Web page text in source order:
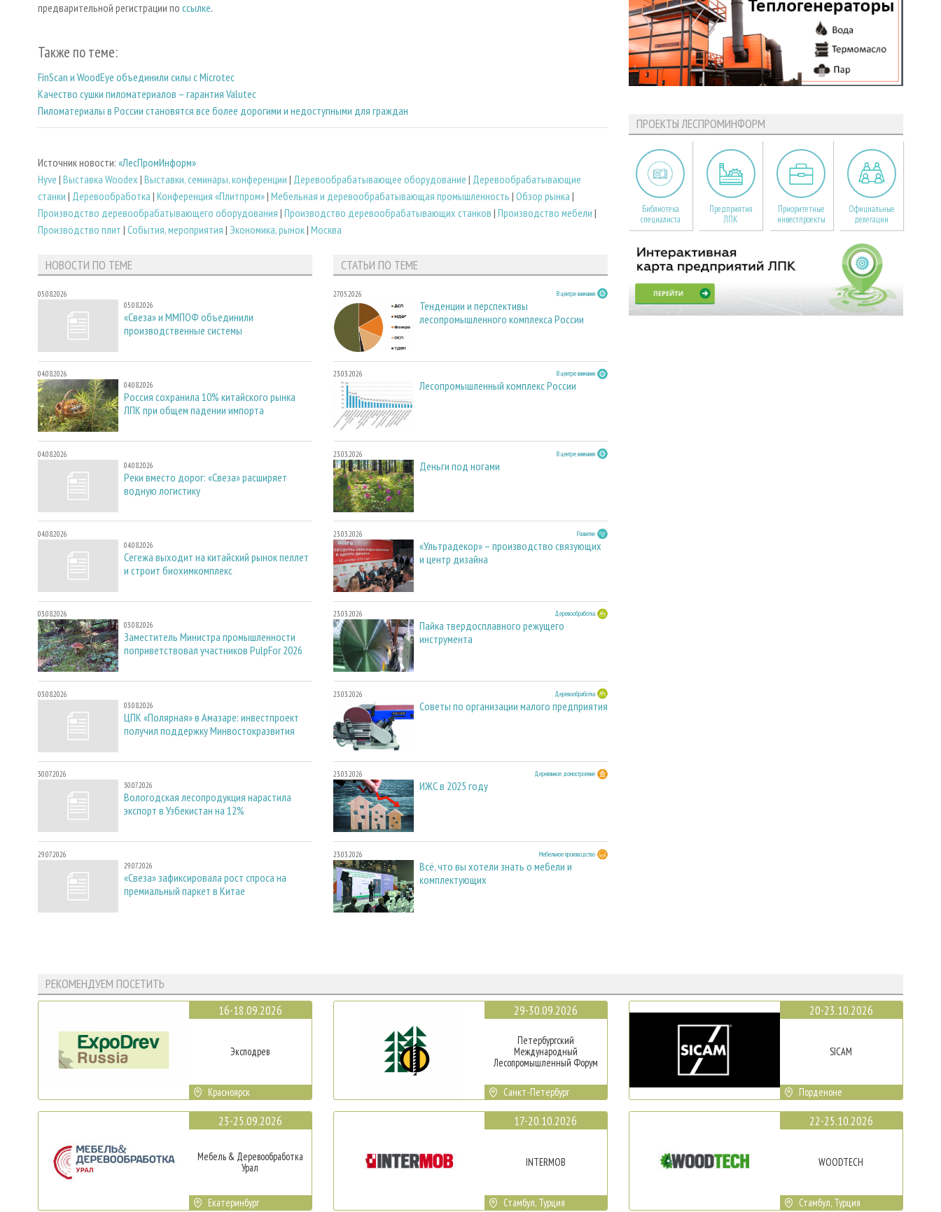
предварительной регистрации по ссылке.
Также по теме:
FinScan и WoodEye объединили силы с Microtec
Качество сушки пиломатериалов – гарантия Valutec
Пиломатериалы в России становятся все более дорогими и недоступными для граждан
Источник новости: «ЛесПромИнформ»
Hyve | Выставка Woodex | Выставки, семинары, конференции | Деревообрабатывающее оборудование | Деревообрабатывающие
станки | Деревообработка | Конференция «Плитпром»| Мебельная и деревообрабатывающая промышленность | Обзор рынка |
Производство деревообрабатывающего оборудования | Производство деревообрабатывающих станков | Производство мебели |
Производство плит | События, мероприятия | Экономика, рынок| Москва
НОВОСТИ ПО ТЕМЕ
05.08.2026
05.08.2026
«Свеза» и ММПОФ объединили
производственные системы
04.08.2026
04.08.2026
Россия сохранила 10% китайского рынка
ЛПК при общем падении импорта
04.08.2026
04.08.2026
Реки вместо дорог: «Свеза» расширяет
водную логистику
04.08.2026
04.08.2026
Сегежа выходит на китайский рынок пеллет
и строит биохимкомплекс
03.08.2026
03.08.2026
Заместитель Министра промышленности
поприветствовал участников PulpFor 2026
03.08.2026
03.08.2026
ЦПК «Полярная» в Амазаре: инвестпроект
получил поддержку Минвостокразвития
30.07.2026
30.07.2026
Вологодская лесопродукция нарастила
экспорт в Узбекистан на 12%
29.07.2026
29.07.2026
«Свеза» зафиксировала рост спроса на
премиальный паркет в Китае
СТАТЬИ ПО ТЕМЕ
27.05.2026 В центре внимания
Тенденции и перспективы
лесопромышленного комплекса России
23.03.2026 В центре внимания
Лесопромышленный комплекс России
23.03.2026 В центре внимания
Деньги под ногами
23.03.2026 Развитие
«Ультрадекор» – производство связующих
и центр дизайна
23.03.2026 Деревообработка
Пайка твердосплавного режущего
инструмента
23.03.2026 Деревообработка
Советы по организации малого предприятия
23.03.2026 Деревянное домостроение
ИЖС в 2025 году
23.03.2026 Мебельное производство
Всё, что вы хотели знать о мебели и
комплектующих
ПРОЕКТЫ ЛЕСПРОМИНФОРМ
Библиотека
специалиста
Предприятия
ЛПК
Приоритетные
инвестпроекты
Официальные
делегации
РЕКОМЕНДУЕМ ПОСЕТИТЬ
16-18.09.2026
Эксподрев
Красноярск
23-25.09.2026
Мебель & Деревообработка
Урал
Екатеринбург
29-30.09.2026
Петербургский
Международный
Лесопромышленный Форум
Санкт-Петербург
17-20.10.2026
INTERMOB
Стамбул, Турция
20-23.10.2026
SICAM
Порденоне
22-25.10.2026
WOODTECH
Стамбул, Турция